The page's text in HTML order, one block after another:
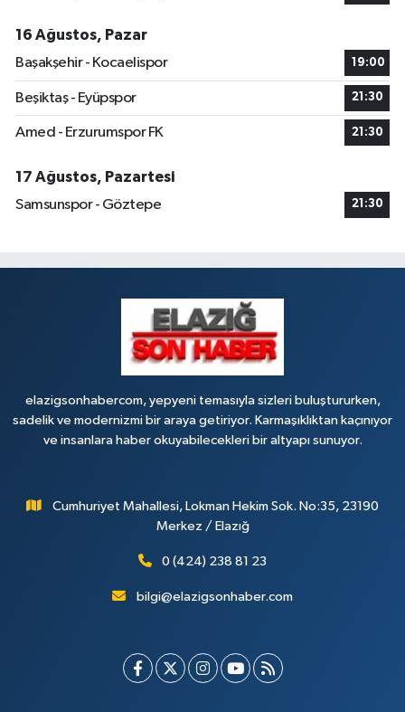
16 Ağustos, Pazar
Başakşehir - Kocaelispor
19:00
Beşiktaş - Eyüpspor 21:30
Amed - Erzurumspor FK 21:30
17 Ağustos, Pazartesi
Samsunspor - Göztepe
21:30
elazigsonhabercom, yepyeni temasıyla sizleri buluştururken,
sadelik ve modernizmi bir araya getiriyor. Karmaşıklıktan kaçınıyor
ve insanlara haber okuyabilecekleri bir altyapı sunuyor.
Cumhuriyet Mahallesi, Lokman Hekim Sok. No:35, 23190
Merkez / Elazığ
0 (424) 238 81 23
bilgi@elazigsonhaber.com